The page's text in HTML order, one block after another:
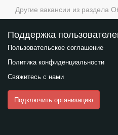
Другие вакансии из раздела
Поддержка
Пользовательское соглашение
Политика конфиденциальности
Свяжитесь с нами
Подключить организацию